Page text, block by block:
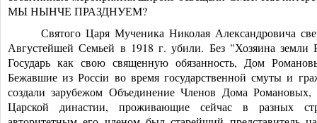
МЫ НЫНЧЕ ПРАЗДНУЕМ?
Святого Царя Мученика Николая Александровича
Августейшей Семьей в 1918 г. убили. Без "Хозяина земли
Государь как свою священную обязанность, Дом
Бежавшие из Россiи во время государственной смуты и
создали зарубежом Объединение Членов Дома
Царской династии, проживающие сейчас в разных